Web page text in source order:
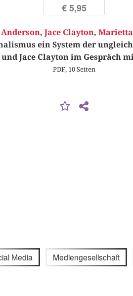
€ 5,95
Anderson, Jace Clayton,
ein System der
Jace Clayton im Gespräch
PDF, 10 Seiten
Media Mediengesellschaft